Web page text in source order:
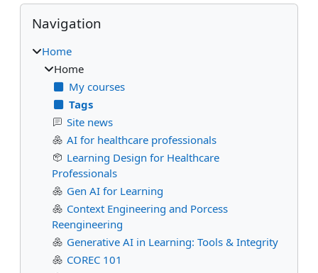
Blocks
Skip Navigation
Navigation
Home
Home
My courses
Tags
Site news
AI for healthcare professionals
Learning Design for Healthcare
Professionals
Gen AI for Learning
Context Engineering and Porcess
Reengineering
Generative AI in Learning: Tools & Integrity
COREC 101